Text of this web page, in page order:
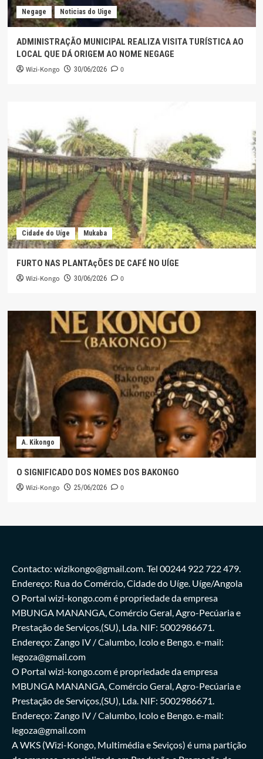
Negage Noticias do Uige
ADMINISTRAÇÃO MUNICIPAL REALIZA VISITA TURÍSTICA AO
LOCAL QUE DÁ ORIGEM AO NOME NEGAGE
Wizi-Kongo 30/06/2026 0
Cidade do Uíge Mukaba
FURTO NAS PLANTAçÕES DE CAFÉ NO UÍGE
Wizi-Kongo 30/06/2026 0
A. Kikongo
O SIGNIFICADO DOS NOMES DOS BAKONGO
Wizi-Kongo 25/06/2026 0
Contacto: wizikongo@gmail.com. Tel 00244 922 722 479.
Endereço: Rua do Comércio, Cidade do Uíge. Uíge/Angola
O Portal wizi-kongo.com é propriedade da empresa
MBUNGA MANANGA, Comércio Geral, Agro-Pecúaria e
Prestação de Serviços,(SU), Lda. NIF: 5002986671.
Endereço: Zango IV / Calumbo, Icolo e Bengo. e-mail:
legoza@gmail.com
O Portal wizi-kongo.com é propriedade da empresa
MBUNGA MANANGA, Comércio Geral, Agro-Pecúaria e
Prestação de Serviços,(SU), Lda. NIF: 5002986671.
Endereço: Zango IV / Calumbo, Icolo e Bengo. e-mail:
legoza@gmail.com
A WKS (Wizi-Kongo, Multimédia e Seviços) é uma partição